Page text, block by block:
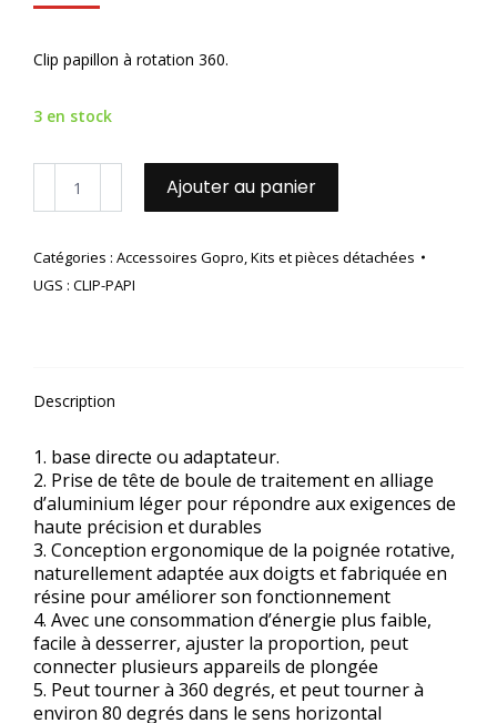
Clip papillon à rotation 360.
3 en stock
Ajouter au panier
Catégories : Accessoires Gopro,Kits et pièces détachées
UGS : CLIP-PAPI
Description
1. base directe ou adaptateur.
2. Prise de tête de boule de traitement en alliage
d’aluminium léger pour répondre aux exigences de
haute précision et durables
3. Conception ergonomique de la poignée rotative,
naturellement adaptée aux doigts et fabriquée en
résine pour améliorer son fonctionnement
4. Avec une consommation d’énergie plus faible,
facile à desserrer, ajuster la proportion, peut
connecter plusieurs appareils de plongée
5. Peut tourner à 360 degrés, et peut tourner à
environ 80 degrés dans le sens horizontal